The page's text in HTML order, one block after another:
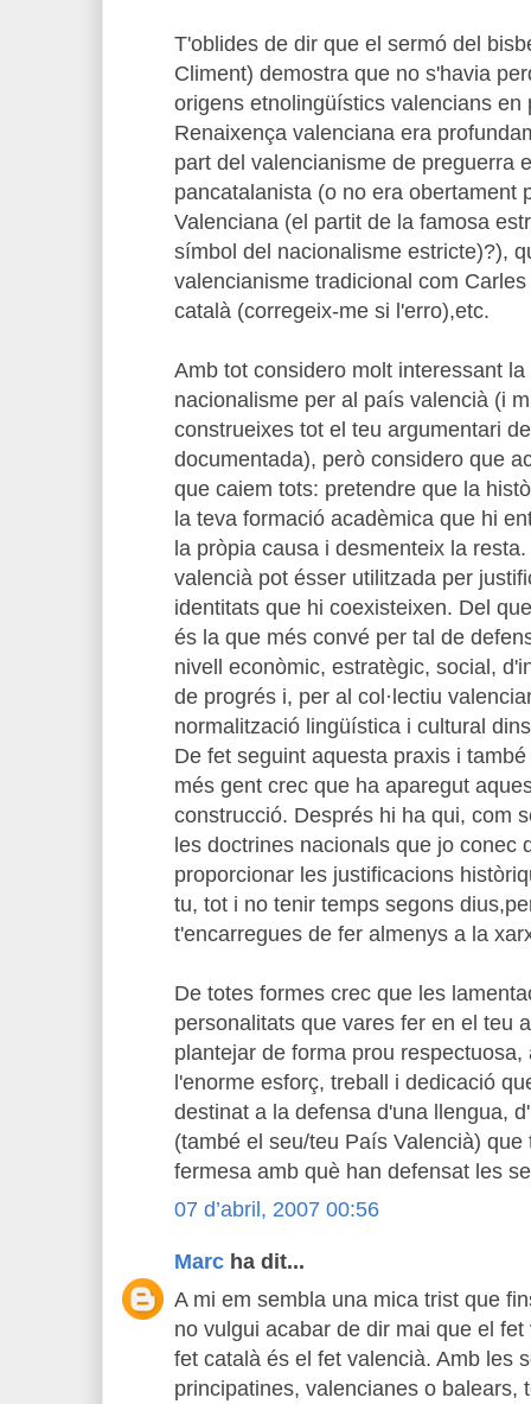
T'oblides de dir que el sermó del
Climent) demostra que no s'havia
origens etnolingüístics valencians en
Renaixença valenciana era
part del valencianisme de preguerra
pancatalanista (o no era obertament
Valenciana (el partit de la famosa
símbol del nacionalisme estricte)?),
valencianisme tradicional com
català (corregeix-me si l'erro),etc.
Amb tot considero molt interessant
nacionalisme per al país valencià (i
construeixes tot el teu argumentari
documentada), però considero que
que caiem tots: pretendre que la
la teva formació acadèmica que hi
la pròpia causa i desmenteix la
valencià pot ésser utilitzada per
identitats que hi coexisteixen. Del
és la que més convé per tal de
nivell econòmic, estratègic, social,
de progrés i, per al col·lectiu
normalització lingüística i cultural
De fet seguint aquesta praxis i
més gent crec que ha aparegut
construcció. Després hi ha qui, com
les doctrines nacionals que jo conec
proporcionar les justificacions
tu, tot i no tenir temps segons
t'encarregues de fer almenys a la
De totes formes crec que les
personalitats que vares fer en el teu
plantejar de forma prou
l'enorme esforç, treball i dedicació
destinat a la defensa d'una llengua,
(també el seu/teu País Valencià)
fermesa amb què han defensat les
07 d’abril, 2007 00:56
Marc ha dit...
A mi em sembla una mica trist que
no vulgui acabar de dir mai que el
fet català és el fet valencià. Amb les
principatines, valencianes o balears,